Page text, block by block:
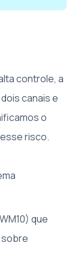
controle, a
canais e
o
risco.
que
sobre